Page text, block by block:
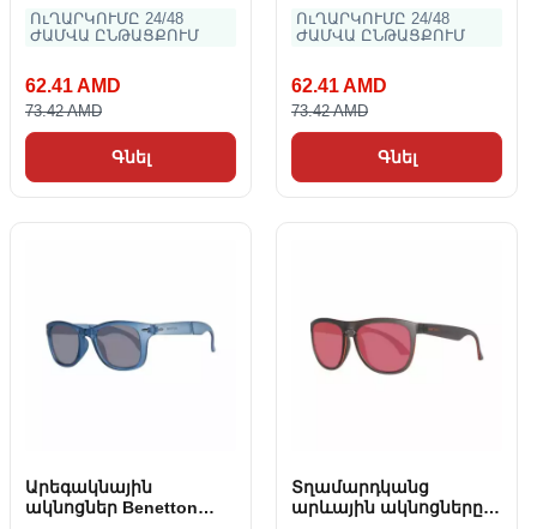
ՈւՂԱՐԿՈՒՄԸ 24/48
ԺԱՄՎԱ ԸՆԹԱՑՔՈՒՄ
62.41 AMD
73.42 AMD
Գնել
ՈւՂԱՐԿՈՒՄԸ 24/48
ԺԱՄՎԱ ԸՆԹԱՑՔՈՒՄ
62.41 AMD
73.42 AMD
Գնել
Արեգակնային
ակնոցներ Benetton
Տղամարդկանց
արևային ակնոցները